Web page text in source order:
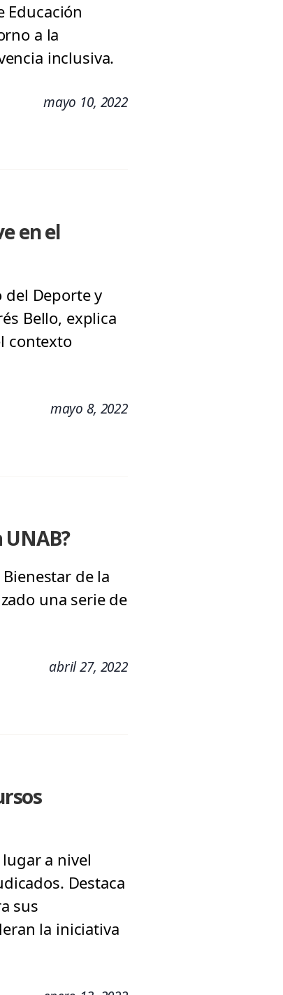
Educación
a la
inclusiva.
mayo 10, 2022
en el
del Deporte y
Bello, explica
contexto
mayo 8, 2022
de la
una serie de
abril 27, 2022
a nivel
Destaca
sus
la iniciativa